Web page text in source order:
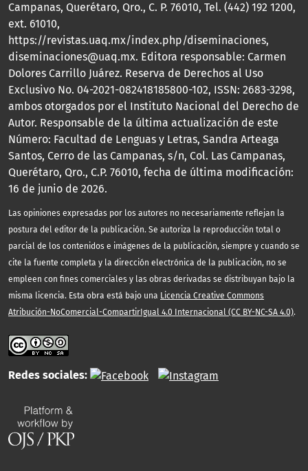
Campanas, Querétaro, Qro., C. P. 76010, Tel. (442) 192 1200,
ext. 61010,
https://revistas.uaq.mx/index.php/diseminaciones,
diseminaciones@uaq.mx. Editora responsable: Carmen
Dolores Carrillo Juárez. Reserva de Derechos al Uso
Exclusivo No. 04-2021-082418185800-102, ISSN: 2683-3298,
ambos otorgados por el Instituto Nacional del Derecho de
Autor. Responsable de la última actualización de este
Número: Facultad de Lenguas y Letras, Sandra Arteaga
Santos, Cerro de las Campanas, s/n, Col. Las Campanas,
Querétaro, Qro., C.P. 76010, fecha de última modificación:
16 de junio de 2026.
Las opiniones expresadas por los autores no necesariamente reflejan la
postura del editor de la publicación. Se autoriza la reproducción total o
parcial de los contenidos e imágenes de la publicación, siempre y cuando se
cite la fuente completa y la dirección electrónica de la publicación, no se
empleen con fines comerciales y las obras derivadas se distribuyan bajo la
misma licencia. Esta obra está bajo una Licencia Creative Commons
Atribución-NoComercial-CompartirIgual 4.0 Internacional (CC BY-NC-SA 4.0).
Redes sociales: